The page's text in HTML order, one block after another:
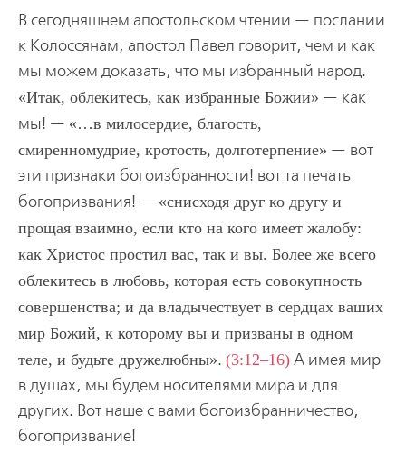
В сегодняшнем апостольском чтении — послании
к Колоссянам, апостол Павел говорит, чем и как
мы можем доказать, что мы избранный народ.
Итак, облекитесь, как избранные Божии
— как
мы! —
…в милосердие, благость,
смиренномудрие, кротость, долготерпение
— вот
эти признаки богоизбранности! вот та печать
богопризвания! —
снисходя друг ко другу и
прощая взаимно, если кто на кого имеет жалобу:
как Христос простил вас, так и вы. Более же всего
облекитесь в любовь, которая есть совокупность
совершенства; и да владычествует в сердцах ваших
мир Божий, к которому вы и призваны в одном
теле, и будьте дружелюбны . (3:12–16)А имея мир
в душах, мы будем носителями мира и для
других. Вот наше с вами богоизбранничество,
богопризвание!